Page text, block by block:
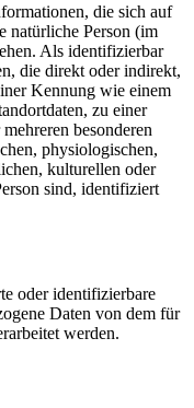
die sich auf
natürliche Person (im
Als identifizierbar
die direkt oder indirekt,
Kennung wie einem
zu einer
besonderen
physiologischen,
kulturellen oder
sind, identifiziert
oder identifizierbare
Daten von dem für
werden.